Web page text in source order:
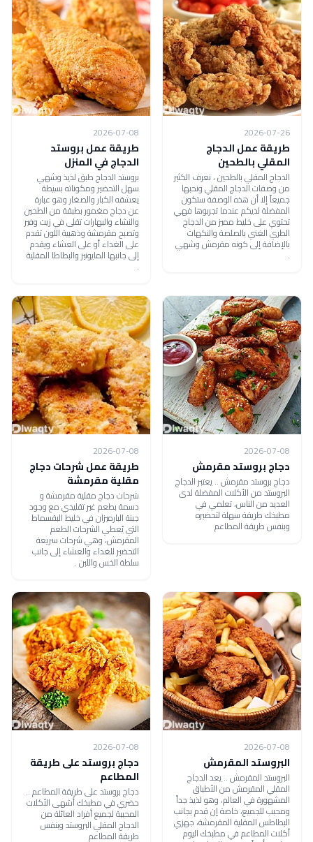
2026-07-26
طريقة عمل الدجاج
المقلي بالطحين
الدجاج المقلي بالطحين ، نعرف الكثير
من وصفات الدجاج المقلي ونحبها
جميعاً إلا أن هذه الوصفة ستكون
المفضلة لديكم عندما تجربوها فهي
تحتوي على خليط مميز من الدجاج
الطري الغني بالصلصة والنكهات
بالإضافة إلى كونه مقرمش وشهي
.
2026-07-08
طريقة عمل بروستد
الدجاج في المنزل
بروستد الدجاج طبق لذيذ وشهي
سهل التحضير ومكوناته بسيطة
يعشقه الكبار والصغار وهو عبارة
عن دجاج مغمور بطبقة من الطحين
والنشاء والبهارات تقلى في زيت وفير
وتصبح مقرمشة وذهبية اللون تقدم
على الغداء أو على العشاء ويقدم
إلى جانبها المايونيز والبطاطا المقلية
.
2026-07-08
دجاج بروستد مقرمش
دجاج بروستد مقرمش .. يعتبر الدجاج
البروستد من الأكلات المفضلة لدى
العديد من الناس، تعلمي في
مطبخك طريقة سهلة لتحضيره
وبنفس طريقة المطاعم
2026-07-08
طريقة عمل شرحات دجاج
مقلية مقرمشة
شرحات دجاج مقلية مقرمشة و
دسمة بطعم غير تقليدي مع وجود
جبنة البارميزان في خليط البقسماط
التي يُعطي الشرحات الطعم
المقرمش، وهي شرحات سريعة
التحضير للغداء والعشاء إلى جانب
سلطة الخس واللبن .
2026-07-08
البروستد المقرمش
البروستد المقرمش .. يعد الدجاج
المقلي المقرمش من الأطباق
المشهورة في العالم، وهو لذيذ جداً
ومحبب للجميع، خاصة إن قدم بجانب
البطاطس المقلية المقرمشة، جهزي
أكلات المطاعم في مطبخك اليوم
2026-07-08
دجاج بروستد على طريقة
المطاعم
دجاج بروستد على طريقة المطاعم ..
حضري في مطبخك أشهى الأكلات
المحببة لجميع أفراد العائلة من
الدجاج المقلي البروستد وبنفس
طريقة المطاعم